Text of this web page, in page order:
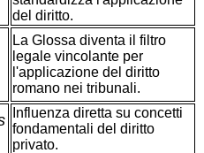
del diritto.
La Glossa diventa il filtro
legale vincolante per
l'applicazione del diritto
romano nei tribunali.
Influenza diretta su concetti
fondamentali del diritto
privato.